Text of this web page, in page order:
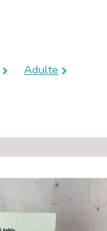
Adulte